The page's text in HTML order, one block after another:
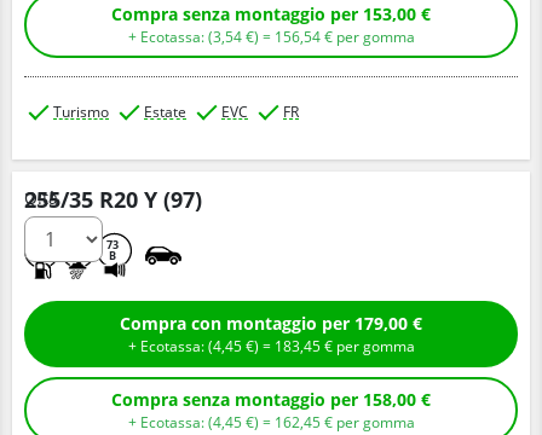
Compra senza montaggio per 153,00 €
+ Ecotassa: (3,54€ ) = 156,54€ per gomma
Turismo Estate EVC FR
255/35 R20 Y (97)
73
B
Q.tà
Compra con montaggio per 179,00 €
+ Ecotassa: (4,45€ ) = 183,45€ per gomma
Compra senza montaggio per 158,00 €
+ Ecotassa: (4,45€ ) = 162,45€ per gomma